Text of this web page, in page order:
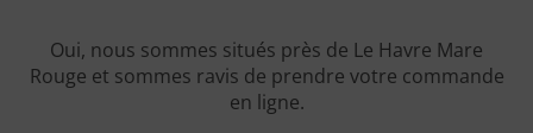
Oui, nous sommes situés près de Le Havre Mare
Rouge et sommes ravis de prendre votre commande
en ligne.